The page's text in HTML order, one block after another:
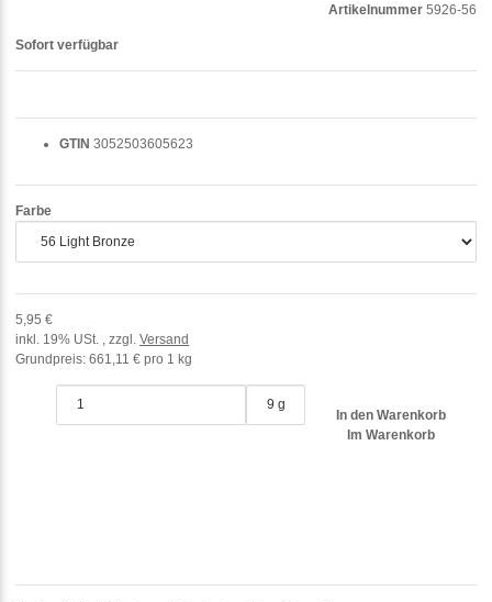
Artikelnummer 5926-56
GTIN 3052503605623
Farbe
5,95 €
inkl. 19% USt. , zzgl. Versand
Grundpreis: 661,11 € pro 1 kg
9 g
In den Warenkorb
Im Warenkorb
Sofort verfügbar